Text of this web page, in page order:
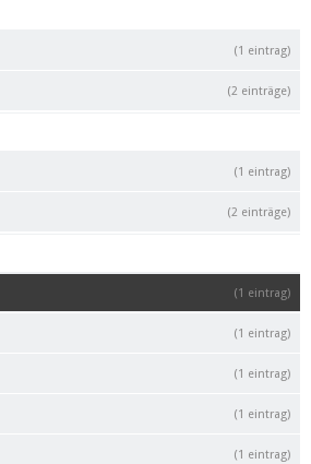
(1 eintrag)
(2 einträge)
(1 eintrag)
(2 einträge)
(1 eintrag)
(1 eintrag)
(1 eintrag)
(1 eintrag)
(1 eintrag)